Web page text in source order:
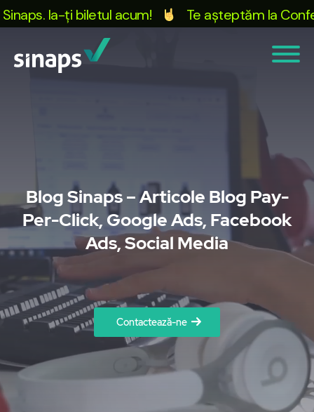
Ia-ți biletul acum! Te așteptăm la
Blog Sinaps – Articole Blog Pay-
Per-Click, Google Ads, Facebook
Ads, Social Media
Contactează-ne